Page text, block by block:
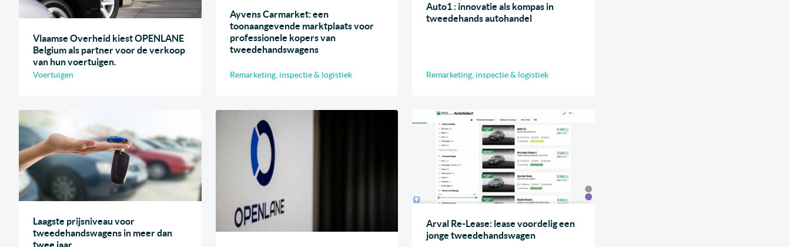
Vlaamse Overheid kiest OPENLANE
Belgium als partner voor de verkoop
van hun voertuigen.
Voertuigen
Ayvens Carmarket: een
toonaangevende marktplaats voor
professionele kopers van
tweedehandswagens
Remarketing, inspectie & logistiek
Auto1 : innovatie als kompas in
tweedehands autohandel
Remarketing, inspectie & logistiek
Laagste prijsniveau voor
tweedehandswagens in meer dan
twee jaar
Arval Re-Lease: lease voordelig een
jonge tweedehandswagen